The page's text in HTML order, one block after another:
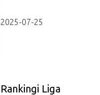
do zobaczenia
2025-07-25
Rankingi Liga